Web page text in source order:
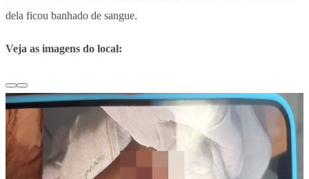
dela ficou banhado de sangue.
Veja as imagens do local: